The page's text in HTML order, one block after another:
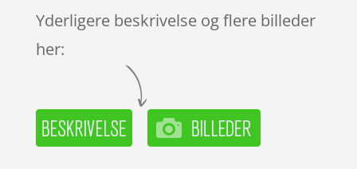
Yderligere beskrivelse og flere billeder
her: